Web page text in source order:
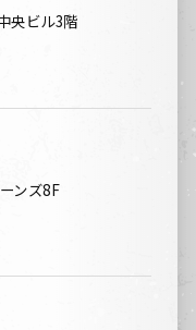
央ビル3階
ンズ8F